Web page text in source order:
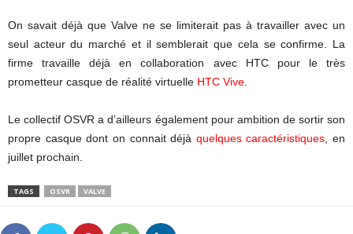
On savait déjà que Valve ne se limiterait pas à travailler avec un
seul acteur du marché et il semblerait que cela se confirme. La
firme travaille déjà en collaboration avec HTC pour le très
prometteur casque de réalité virtuelle HTC Vive
Le collectif OSVR a d’ailleurs également pour ambition de sortir son
propre casque dont on connait déjà quelques caractéristiques , en
juillet prochain.
TAGS OSVR VALVE